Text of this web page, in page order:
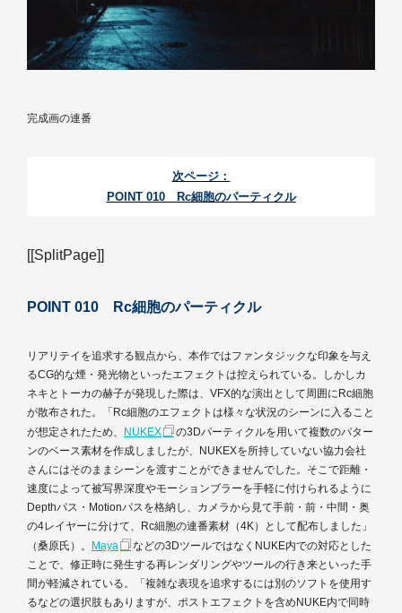
完成画の連番
次ページ：
POINT 010 Rc細胞のパーティクル
[[SplitPage]]
POINT 010 Rc細胞のパーティクル
リアリテイを追求する観点から、本作ではファンタジックな印象を与え
るCG的な煙・発光物といったエフェクトは控えられている。しかしカ
ネキとトーカの赫子が発現した際は、VFX的な演出として周囲にRc細胞
が散布された。「Rc細胞のエフェクトは様々な状況のシーンに入ること
が想定されたため、
NUKEX
の3Dパーティクルを用いて複数のパター
ンのベース素材を作成しましたが、NUKEXを所持していない協力会社
さんにはそのままシーンを渡すことができませんでした。そこで距離・
速度によって被写界深度やモーションブラーを手軽に付けられるように
Depthパス・Motionパスを格納し、カメラから見て手前・前・中間・奥
の4レイヤーに分けて、Rc細胞の連番素材（4K）として配布しました」
（桑原氏）。
Maya
などの3DツールではなくNUKE内での対応とした
ことで、修正時に発生する再レンダリングやツールの行き来といった手
間が軽減されている。「複雑な表現を追求するには別のソフトを使用す
るなどの選択肢もありますが、ポストエフェクトを含めNUKE内で同時